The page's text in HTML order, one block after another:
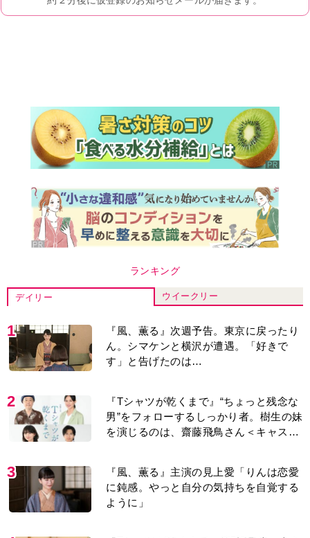
ランキング
デイリー ウイークリー
1
『風、薫る』次週予告。東京に戻ったり
ん。シマケンと横沢が遭遇。「好きで
す」と告げたのは…
2
『Tシャツが乾くまで』“ちょっと残念な
男”をフォローするしっかり者。樹生の妹
を演じるのは、齋藤飛鳥さん＜キャスト
3
『風、薫る』主演の見上愛「りんは恋愛
に鈍感。やっと自分の気持ちを自覚する
ように」